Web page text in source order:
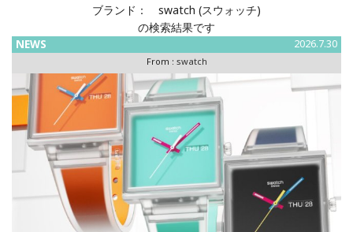
ブランド：
swatch (スウォッチ)
の検索結果です
NEWS 2026.7.30
From : swatch